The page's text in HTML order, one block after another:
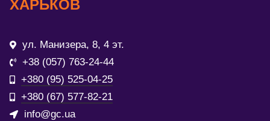
ХАРЬКОВ
ул. Манизера, 8, 4 эт.
+38 (057) 763-24-44
+380 (95) 525-04-25
+380 (67) 577-82-21
info@gc.ua